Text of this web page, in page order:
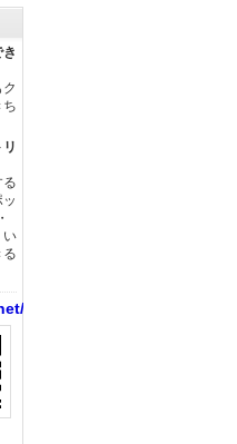
る
い